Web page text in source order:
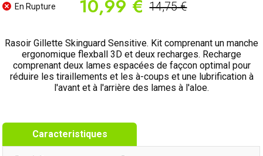
En Rupture 10,99 € 14,75 €
Rasoir Gillette Skinguard Sensitive. Kit comprenant un manche
ergonomique flexball 3D et deux recharges. Recharge
comprenant deux lames espacées de façcon optimal pour
réduire les tiraillements et les à-coups et une lubrification à
l'avant et à l'arrière des lames à l'aloe.
Caracteristiques